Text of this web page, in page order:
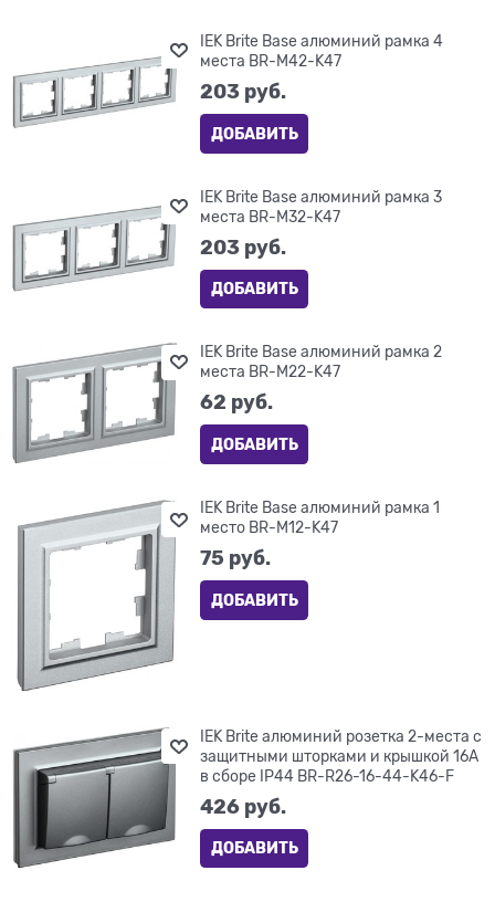
IEK Brite Base алюминий рамка 4
места BR-M42-K47
203 руб.
ДОБАВИТЬ
IEK Brite Base алюминий рамка 3
места BR-M32-K47
203 руб.
ДОБАВИТЬ
IEK Brite Base алюминий рамка 2
места BR-M22-K47
62 руб.
ДОБАВИТЬ
IEK Brite Base алюминий рамка 1
место BR-M12-K47
75 руб.
ДОБАВИТЬ
IEK Brite алюминий розетка 2-места с
защитными шторками и крышкой 16А
в сборе IP44 BR-R26-16-44-K46-F
426 руб.
ДОБАВИТЬ